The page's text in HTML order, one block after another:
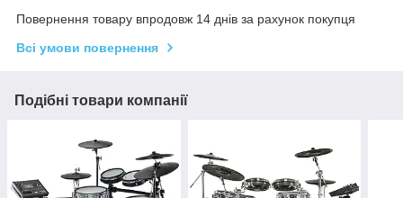
Повернення товару впродовж 14 днів за рахунок покупця
Всі умови повернення
Подібні товари компанії